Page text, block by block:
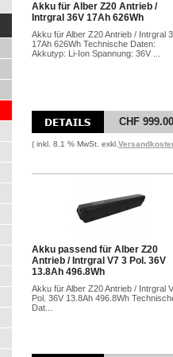
Akku für Alber Z20 Antrieb /
Intrgral 36V 17Ah 626Wh
Akku für Alber Z20 Antrieb / Intrgral
17Ah 626Wh Technische Daten:
Akkutyp: Li-Ion Spannung: 36V ...
CHF 999.00
( inkl. 8.1 % MwSt. exkl.
Akku passend für Alber Z20
Antrieb / Intrgral V7 3 Pol. 36V
13.8Ah 496.8Wh
Akku für Alber Z20 Antrieb / Intrgral
Pol. 36V 13.8Ah 496.8Wh
Dat...